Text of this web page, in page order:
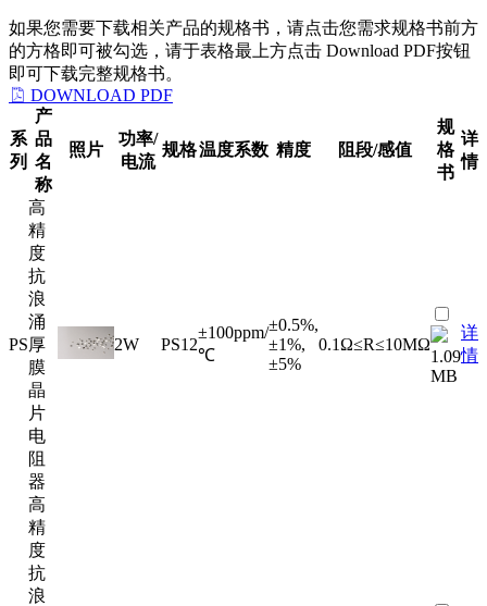
如果您需要下载相关产品的规格书，请点击您需求规格书前方
的方格即可被勾选，请于表格最上方点击 Download PDF按钮
即可下载完整规格书。
DOWNLOAD PDF
系
列
产
品
名
称
照片
功率/
电流
规格温度系数 精度 阻段/感值
规
格
书
详
情
PS
高
精
度
抗
浪
涌
厚
膜
晶
片
电
阻
器
2W PS12
±100ppm/
℃
±0.5%,
±1%,
±5%
0.1Ω≤R≤10MΩ
1.09
MB
详
情
高
精
度
抗
浪